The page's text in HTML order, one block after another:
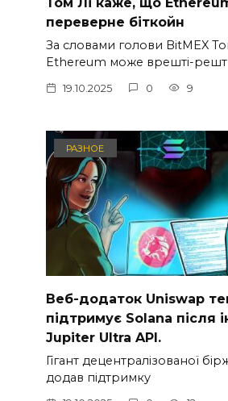
переверне біткойн
За словами голови BitMEX
Ethereum може врешті-решт
19.10.2025 0 9
РАЗНОЕ
Веб-додаток Uniswap
підтримує Solana після
Jupiter Ultra API.
Гігант децентралізованої
додав підтримку